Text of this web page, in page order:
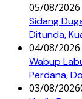
05/08/2026
Sidang
Ditunda,
04/08/2026
Wabup
Perdana,
03/08/2026